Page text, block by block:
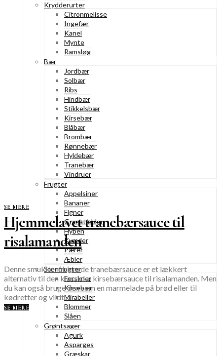
Krydderurter
Citronmelisse
Ingefær
Kanel
Mynte
Ramsløg
Bær
Jordbær
Solbær
Ribs
Hindbær
Stikkelsbær
Kirsebær
Blåbær
Brombær
Rønnebær
Hyldebær
Tranebær
Vindruer
Frugter
Appelsiner
Bananer
Figner
Granatæbler
Hyben
Kvæder
Pærer
Æbler
Stenfrugter
Ferskner
Kirsebær
Mirabeller
Blommer
Slåen
Grøntsager
Agurk
Asparges
Græskar
SE MERE
Hjemmelavet tranebærsauce til
risalamanden
Denne smukke rubinrøde tranebærsauce er et lækkert
alternativ til den klassiske kirsebærsauce til risalamanden. Men
du kan også bruge den som en marmelade på brød eller til
kødretter og vildt.…
SE MERE